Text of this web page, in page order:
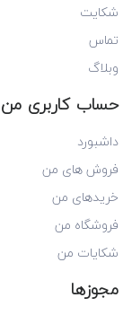
شکایت
تماس
وبلاگ
حساب کاربری من
داشبورد
فروش های من
خریدهای من
فروشگاه من
شکایات من
مجوزها